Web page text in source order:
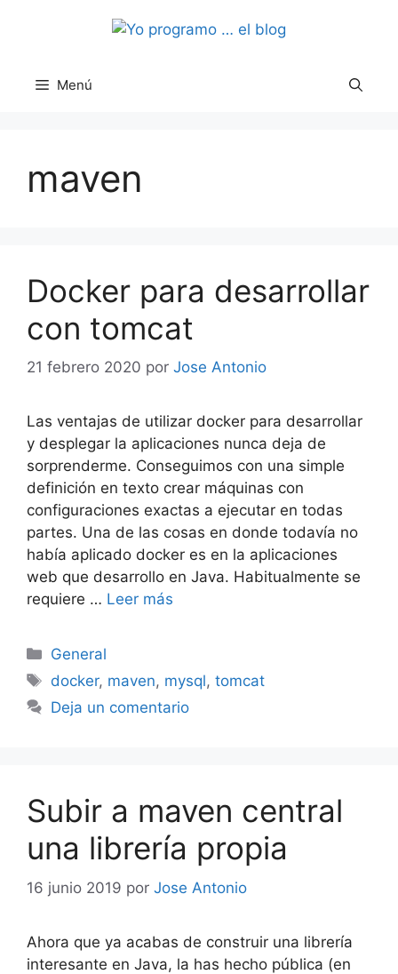
Menú
maven
Docker para desarrollar
con tomcat
21 febrero 2020 por Jose Antonio
Las ventajas de utilizar docker para desarrollar
y desplegar la aplicaciones nunca deja de
sorprenderme. Conseguimos con una simple
definición en texto crear máquinas con
configuraciones exactas a ejecutar en todas
partes. Una de las cosas en donde todavía no
había aplicado docker es en la aplicaciones
web que desarrollo en Java. Habitualmente se
requiere … Leer más
Categorías
General
Etiquetas
docker, maven, mysql,tomcat
Deja un comentario
Subir a maven central
una librería propia
16 junio 2019 por Jose Antonio
Ahora que ya acabas de construir una librería
interesante en Java, la has hecho pública (en